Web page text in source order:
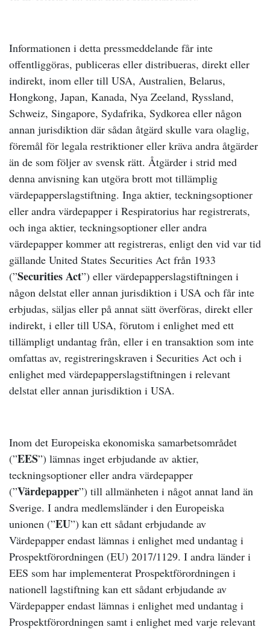
Informationen i detta pressmeddelande får inte
offentliggöras, publiceras eller distribueras, direkt eller
indirekt, inom eller till USA, Australien, Belarus,
Hongkong, Japan, Kanada, Nya Zeeland, Ryssland,
Schweiz, Singapore, Sydafrika, Sydkorea eller någon
annan jurisdiktion där sådan åtgärd skulle vara olaglig,
föremål för legala restriktioner eller kräva andra åtgärder
än de som följer av svensk rätt. Åtgärder i strid med
denna anvisning kan utgöra brott mot tillämplig
värdepapperslagstiftning. Inga aktier, teckningsoptioner
eller andra värdepapper i Respiratorius har registrerats,
och inga aktier, teckningsoptioner eller andra
värdepapper kommer att registreras, enligt den vid var tid
gällande United States Securities Act från 1933
(”Securities Act”) eller värdepapperslagstiftningen i
någon delstat eller annan jurisdiktion i USA och får inte
erbjudas, säljas eller på annat sätt överföras, direkt eller
indirekt, i eller till USA, förutom i enlighet med ett
tillämpligt undantag från, eller i en transaktion som inte
omfattas av, registreringskraven i Securities Act och i
enlighet med värdepapperslagstiftningen i relevant
delstat eller annan jurisdiktion i USA.
Inom det Europeiska ekonomiska samarbetsområdet
(”EES”) lämnas inget erbjudande av aktier,
teckningsoptioner eller andra värdepapper
(”Värdepapper”) till allmänheten i något annat land än
Sverige. I andra medlemsländer i den Europeiska
unionen (”EU”) kan ett sådant erbjudande av
Värdepapper endast lämnas i enlighet med undantag i
Prospektförordningen (EU) 2017/1129. I andra länder i
EES som har implementerat Prospektförordningen i
nationell lagstiftning kan ett sådant erbjudande av
Värdepapper endast lämnas i enlighet med undantag i
Prospektförordningen samt i enlighet med varje relevant